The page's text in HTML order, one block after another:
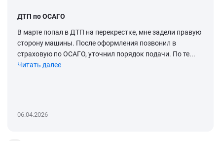
ДТП по ОСАГО
В марте попал в ДТП на перекрестке, мне задели правую
сторону машины. После оформления позвонил в
страховую по ОСАГО, уточнил порядок подачи. По те...
Читать далее
06.04.2026